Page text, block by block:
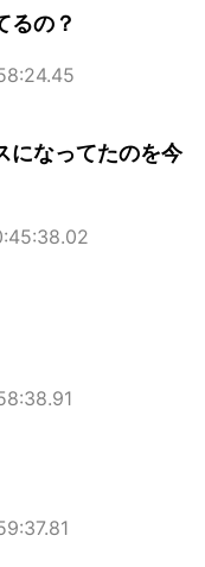
るの？
になってたのを今